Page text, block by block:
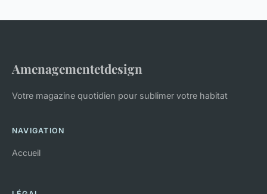
Amenagementetdesign
Votre magazine quotidien pour sublimer votre habitat
NAVIGATION
Accueil